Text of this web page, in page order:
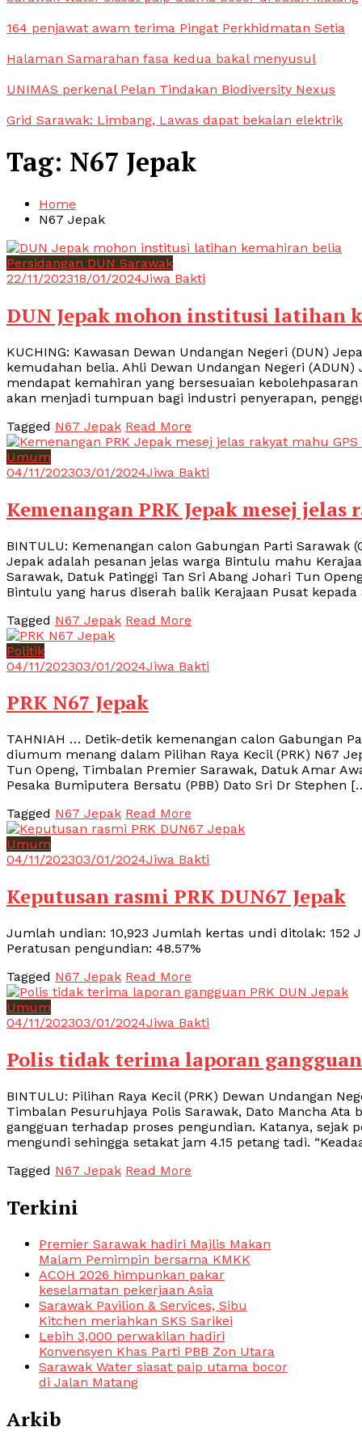
164 penjawat awam terima Pingat Perkhidmatan Setia
Halaman Samarahan fasa kedua bakal menyusul
UNIMAS perkenal Pelan Tindakan Biodiversity Nexus
Grid Sarawak: Limbang, Lawas dapat bekalan elektrik
Tag: N67 Jepak
Home
N67 Jepak
Persidangan DUN Sarawak
22/11/202318/01/2024Jiwa Bakti
DUN Jepak mohon institusi latihan
KUCHING: Kawasan Dewan Undangan Negeri (DUN)
kemudahan belia. Ahli Dewan Undangan Negeri
mendapat kemahiran yang bersesuaian
akan menjadi tumpuan bagi industri penyerapan,
Tagged N67 Jepak Read More
Umum
04/11/202303/01/2024Jiwa Bakti
Kemenangan PRK Jepak mesej
BINTULU: Kemenangan calon Gabungan Parti Sarawak
Jepak adalah pesanan jelas warga Bintulu mahu
Sarawak, Datuk Patinggi Tan Sri Abang Johari Tun
Bintulu yang harus diserah balik Kerajaan Pusat
Tagged N67 Jepak Read More
Politik
04/11/202303/01/2024Jiwa Bakti
PRK N67 Jepak
TAHNIAH … Detik-detik kemenangan calon Gabungan
diumum menang dalam Pilihan Raya Kecil (PRK) N67
Tun Openg, Timbalan Premier Sarawak, Datuk Amar
Pesaka Bumiputera Bersatu (PBB) Dato Sri Dr Stephen
Tagged N67 Jepak Read More
Umum
04/11/202303/01/2024Jiwa Bakti
Keputusan rasmi PRK DUN67 Jepak
Jumlah undian: 10,923 Jumlah kertas undi ditolak: 152
Peratusan pengundian: 48.57%
Tagged N67 Jepak Read More
Umum
04/11/202303/01/2024Jiwa Bakti
Polis tidak terima laporan gangguan
BINTULU: Pilihan Raya Kecil (PRK) Dewan Undangan
Timbalan Pesuruhjaya Polis Sarawak, Dato Mancha
gangguan terhadap proses pengundian. Katanya, sejak
mengundi sehingga setakat jam 4.15 petang tadi.
Tagged N67 Jepak Read More
Terkini
Premier Sarawak hadiri Majlis Makan
Malam Pemimpin bersama KMKK
ACOH 2026 himpunkan pakar
keselamatan pekerjaan Asia
Sarawak Pavilion & Services, Sibu
Kitchen meriahkan SKS Sarikei
Lebih 3,000 perwakilan hadiri
Konvensyen Khas Parti PBB Zon Utara
Sarawak Water siasat paip utama bocor
di Jalan Matang
Arkib